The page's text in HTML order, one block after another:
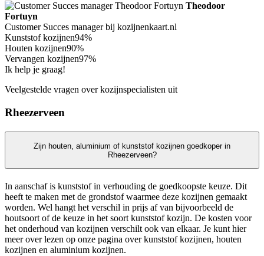
Theodoor
Fortuyn
Customer Succes manager bij kozijnenkaart.nl
Kunststof kozijnen94%
Houten kozijnen90%
Vervangen kozijnen97%
Ik help je graag!
Veelgestelde vragen over kozijnspecialisten uit
Rheezerveen
Zijn houten, aluminium of kunststof kozijnen goedkoper in
Rheezerveen?
In aanschaf is kunststof in verhouding de goedkoopste keuze. Dit
heeft te maken met de grondstof waarmee deze kozijnen gemaakt
worden. Wel hangt het verschil in prijs af van bijvoorbeeld de
houtsoort of de keuze in het soort kunststof kozijn. De kosten voor
het onderhoud van kozijnen verschilt ook van elkaar. Je kunt hier
meer over lezen op onze pagina over kunststof kozijnen, houten
kozijnen en aluminium kozijnen.